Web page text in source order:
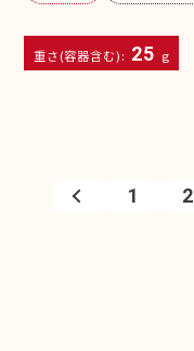
重さ(容器含む): 25 g
1 2